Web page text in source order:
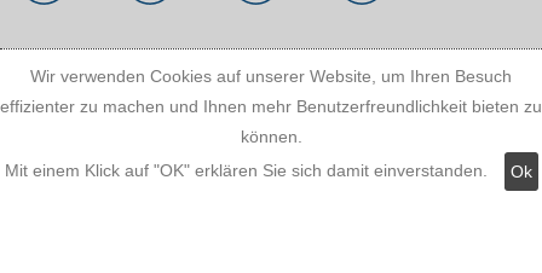
Kundeninformationen:
Wir verwenden Cookies auf unserer Website, um Ihren Besuch
effizienter zu machen und Ihnen mehr Benutzerfreundlichkeit bieten zu
können.
Mit einem Klick auf "OK" erklären Sie sich damit einverstanden.
Ok